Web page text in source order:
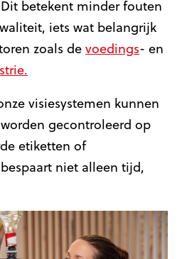
betekent minder fouten
iets wat belangrijk
zoals de voedings- en
visiesystemen kunnen
gecontroleerd op
etiketten of
niet alleen tijd,